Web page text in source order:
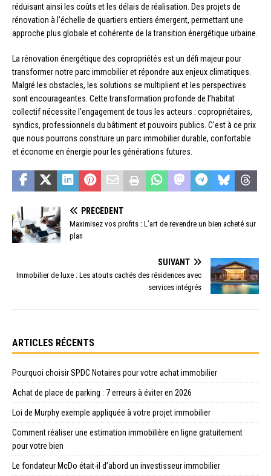
réduisant ainsi les coûts et les délais de réalisation. Des projets de
rénovation à l’échelle de quartiers entiers émergent, permettant une
approche plus globale et cohérente de la transition énergétique urbaine.
La rénovation énergétique des copropriétés est un défi majeur pour
transformer notre parc immobilier et répondre aux enjeux climatiques.
Malgré les obstacles, les solutions se multiplient et les perspectives
sont encourageantes. Cette transformation profonde de l’habitat
collectif nécessite l’engagement de tous les acteurs : copropriétaires,
syndics, professionnels du bâtiment et pouvoirs publics. C’est à ce prix
que nous pourrons construire un parc immobilier durable, confortable
et économe en énergie pour les générations futures.
PRÉCÉDENT
Maximisez vos profits : L’art de revendre un bien acheté sur
plan
SUIVANT
Immobilier de luxe : Les atouts cachés des résidences avec
services intégrés
ARTICLES RÉCENTS
Pourquoi choisir SPDC Notaires pour votre achat immobilier
Achat de place de parking : 7 erreurs à éviter en 2026
Loi de Murphy exemple appliquée à votre projet immobilier
Comment réaliser une estimation immobilière en ligne gratuitement
pour votre bien
Le fondateur McDo était-il d’abord un investisseur immobilier